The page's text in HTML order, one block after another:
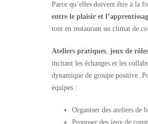
Parce qu’elles doivent être à la
entre le plaisir et
tout en instaurant un climat de
Ateliers pratiques, jeux de
incitant les échanges et les
dynamique de groupe positive.
équipes :
Organiser des ateliers de
Proposer des jeux de